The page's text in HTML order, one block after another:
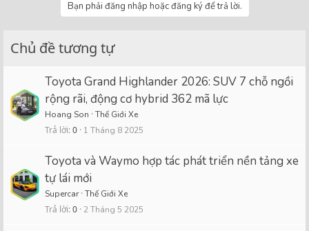
Bạn phải đăng nhập hoặc đăng ký để trả lời.
Chủ đề tương tự
Toyota Grand Highlander 2026: SUV 7 chỗ ngồi
rộng rãi, động cơ hybrid 362 mã lực
Hoang Son Thế Giới Xe
Trả lời 0 1 Tháng 8 2025
Toyota và Waymo hợp tác phát triển nền tảng xe
tự lái mới
Supercar Thế Giới Xe
Trả lời 0 2 Tháng 5 2025